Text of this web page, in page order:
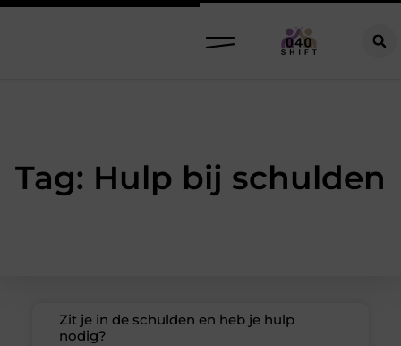
Tag: Hulp bij schulden
Zit je in de schulden en heb je hulp
nodig?